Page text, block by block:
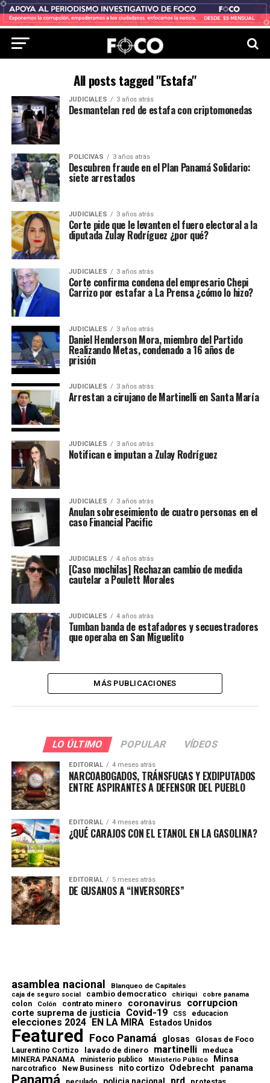
All posts tagged "Estafa"
JUDICIALES 3 años atrás
Desmantelan red de estafa con criptomonedas
POLICIVAS 3 años atrás
Descubren fraude en el Plan Panamá Solidario:
siete arrestados
JUDICIALES 3 años atrás
Corte pide que le levanten el fuero electoral a la
diputada Zulay Rodríguez ¿por qué?
JUDICIALES 3 años atrás
Corte confirma condena del empresario Chepi
Carrizo por estafar a La Prensa ¿cómo lo hizo?
JUDICIALES 3 años atrás
Daniel Henderson Mora, miembro del Partido
Realizando Metas, condenado a 16 años de
prisión
JUDICIALES 3 años atrás
Arrestan a cirujano de Martinelli en Santa María
JUDICIALES 3 años atrás
Notifican e imputan a Zulay Rodríguez
JUDICIALES 3 años atrás
Anulan sobreseimiento de cuatro personas en el
caso Financial Pacific
JUDICIALES 4 años atrás
[Caso mochilas] Rechazan cambio de medida
cautelar a Poulett Morales
JUDICIALES 4 años atrás
Tumban banda de estafadores y secuestradores
que operaba en San Miguelito
MÁS PUBLICACIONES
LO ÚLTIMO POPULAR VÍDEOS
EDITORIAL 4 meses atrás
NARCOABOGADOS, TRÁNSFUGAS Y EXDIPUTADOS
ENTRE ASPIRANTES A DEFENSOR DEL PUEBLO
EDITORIAL 4 meses atrás
¿QUÉ CARAJOS CON EL ETANOL EN LA GASOLINA?
EDITORIAL 5 meses atrás
DE GUSANOS A “INVERSORES”
asamblea nacional Blanqueo de Capitales
caja de seguro social cambio democratico chiriqui cobre panama
colon Colón contrato minero coronavirus corrupcion
corte suprema de justicia Covid-19 CSS educacion
elecciones 2024 EN LA MIRA Estados Unidos
Featured Foco Panamá glosas Glosas de Foco
Laurentino Cortizo lavado de dinero martinelli meduca
MINERA PANAMA ministerio publico Ministerio Público Minsa
narcotrafico New Business nito cortizo Odebrecht panama
Panamá